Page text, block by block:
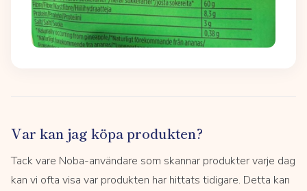
Var kan jag köpa produkten?
Tack vare Noba-användare som skannar produkter varje dag
kan vi ofta visa var produkten har hittats tidigare. Detta kan